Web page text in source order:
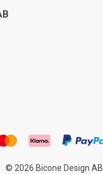
© 2026 Bicone Design AB